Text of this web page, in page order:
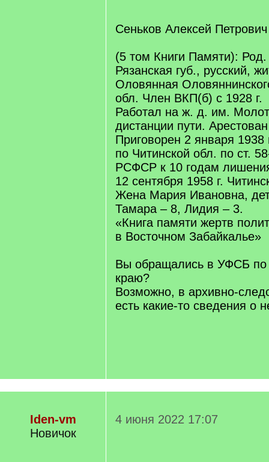
Сеньков Алексей Петрович
(5 том Книги Памяти): Род.
Рязанская губ., русский,
Оловянная
обл. Член ВКП(б) с 1928 г.
Работал на ж. д. им.
дистанции пути.
Приговорен 2 января
по Читинской обл. по ст.
РСФСР к 10 годам
12 сентября 1958 г.
Жена Мария Ивановна,
Тамара – 8, Лидия – 3.
«Книга памяти жертв
в Восточном Забайкалье»
Вы обращались в УФСБ по
краю?
Возможно, в архивно-
есть какие-то сведения о
Iden-vm
Новичок
4 июня 2022 17:07